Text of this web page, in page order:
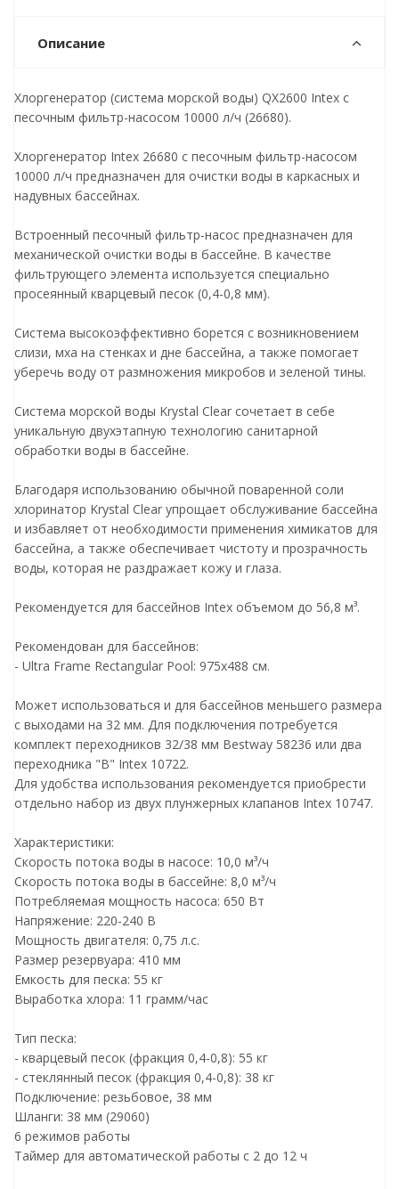
Описание
Хлоргенератор (система морской воды) QX2600 Intex с
песочным фильтр-насосом 10000 л/ч (26680).
Хлоргенератор Intex 26680 с песочным фильтр-насосом
10000 л/ч предназначен для очистки воды в каркасных и
надувных бассейнах.
Встроенный песочный фильтр-насос предназначен для
механической очистки воды в бассейне. В качестве
фильтрующего элемента используется специально
просеянный кварцевый песок (0,4-0,8 мм).
Система высокоэффективно борется с возникновением
слизи, мха на стенках и дне бассейна, а также помогает
уберечь воду от размножения микробов и зеленой тины.
Система морской воды Krystal Clear сочетает в себе
уникальную двухэтапную технологию санитарной
обработки воды в бассейне.
Благодаря использованию обычной поваренной соли
хлоринатор Krystal Clear упрощает обслуживание бассейна
и избавляет от необходимости применения химикатов для
бассейна, а также обеспечивает чистоту и прозрачность
воды, которая не раздражает кожу и глаза.
Рекомендуется для бассейнов Intex объемом до 56,8 м³.
Рекомендован для бассейнов:
- Ultra Frame Rectangular Pool: 975x488 см.
Может использоваться и для бассейнов меньшего размера
с выходами на 32 мм. Для подключения потребуется
комплект переходников 32/38 мм Bestway 58236 или два
переходника "B" Intex 10722.
Для удобства использования рекомендуется приобрести
отдельно набор из двух плунжерных клапанов Intex 10747.
Характеристики:
Скорость потока воды в насосе: 10,0 м³/ч
Скорость потока воды в бассейне: 8,0 м³/ч
Потребляемая мощность насоса: 650 Вт
Напряжение: 220-240 В
Мощность двигателя: 0,75 л.с.
Размер резервуара: 410 мм
Емкость для песка: 55 кг
Выработка хлора: 11 грамм/час
Тип песка:
- кварцевый песок (фракция 0,4-0,8): 55 кг
- стеклянный песок (фракция 0,4-0,8): 38 кг
Подключение: резьбовое, 38 мм
Шланги: 38 мм (29060)
6 режимов работы
Таймер для автоматической работы с 2 до 12 ч